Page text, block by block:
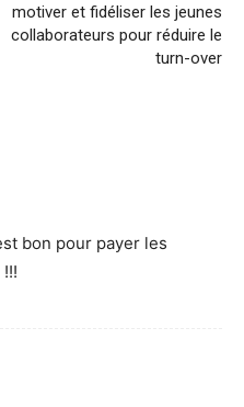
motiver et fidéliser les jeunes
collaborateurs pour réduire le
turn-over
bon pour payer les